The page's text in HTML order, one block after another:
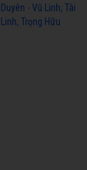
Duyên - Vũ Linh, Tài
Linh, Trọng Hữu